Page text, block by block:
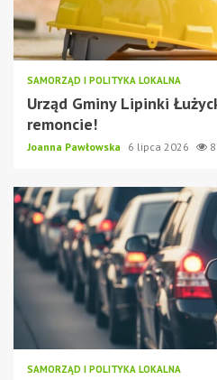
SAMORZĄD I POLITYKA LOKALNA
Urząd Gminy Lipinki
remoncie!
Joanna Pawłowska 6 lipca 2026
SAMORZĄD I POLITYKA LOKALNA